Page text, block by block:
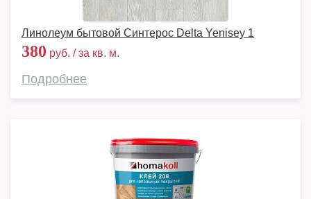
Линолеум бытовой Синтерос Delta Yenisey 1
380 руб. / за кв. м.
Подробнее